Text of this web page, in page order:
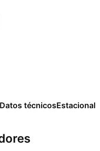
Datos técnicos